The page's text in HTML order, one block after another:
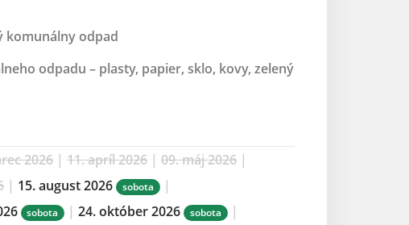
komunálny odpad
odpadu – plasty, papier, sklo, kovy, zelený
2026 | 11. apríl 2026 | 09. máj 2026 |
| 15. august 2026 sobota
|
sobota | 24. október 2026 sobota
|